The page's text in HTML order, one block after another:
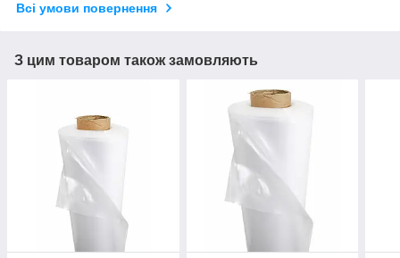
Всі умови повернення
З цим товаром також замовляють